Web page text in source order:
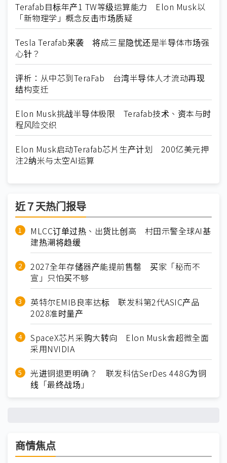
Terafab目标年产1 TW等级运算能力 Elon Musk以
「新物理学」概念反击市场质疑
Tesla Terafab来袭 将成三星隐忧还是半导体市场强
心针？
评析：从中芯到TeraFab 台湾半导体人才流动再现
结构变迁
Elon Musk挑战半导体极限 Terafab技术、资本与时
程风险交织
Elon Musk启动Terafab芯片生产计划 200亿美元押
注2纳米与太空AI运算
近７天热门报导
MLCC订单过热、出货比创高 村田示警全球AI基
建热潮将趋缓
2027全年存储器产能提前售罄 买家「秘而不
宣」只怕买不够
英特尔EMIB良率达标 联发科第2代ASIC产品
2028准时量产
SpaceX芯片采购大转向 Elon Musk舍超微全面
采用NVIDIA
光进铜退更明确？ 联发科估SerDes 448G为铜
线「最终战场」
商情焦点